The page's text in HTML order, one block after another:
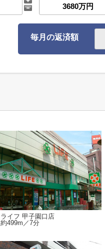
毎月の返済額
ライフ 甲子園口店
約499m／7分